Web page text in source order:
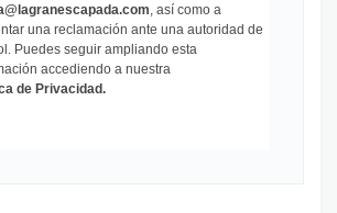
, así como a
una reclamación ante una autoridad de
Puedes seguir ampliando esta
accediendo a nuestra
de Privacidad.